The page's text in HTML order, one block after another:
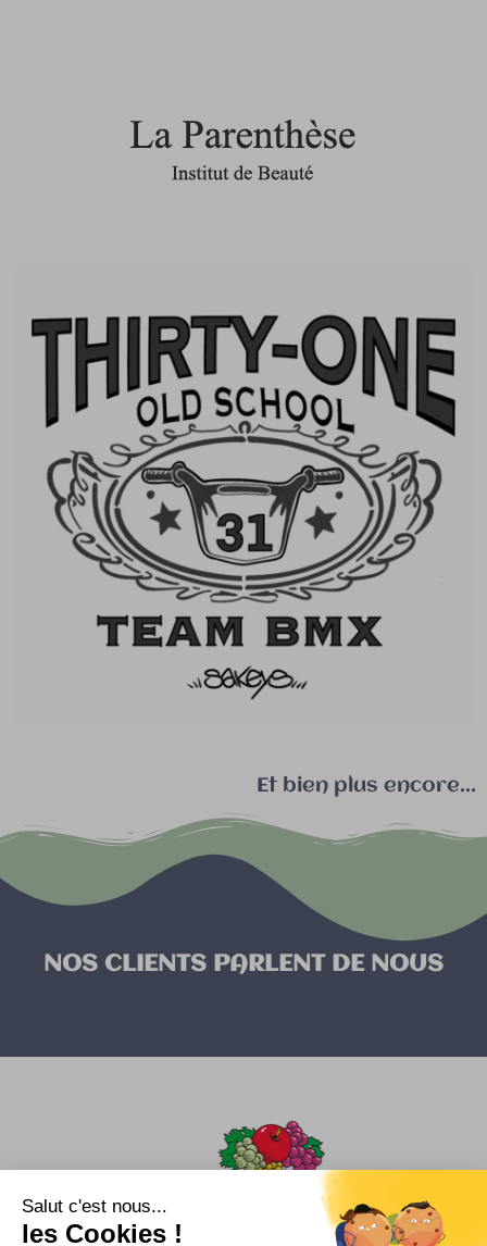
Et bien plus encore...
NOS CLIENTS PARLENT DE NOUS